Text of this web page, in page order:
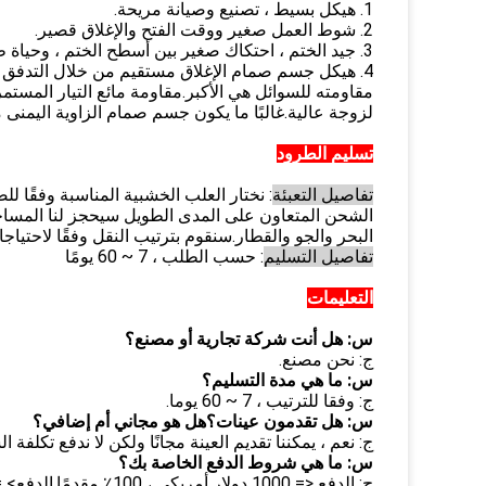
1. هيكل بسيط ، تصنيع وصيانة مريحة.
2. شوط العمل صغير ووقت الفتح والإغلاق قصير.
3. جيد الختم ، احتكاك صغير بين أسطح الختم ، وحياة طويلة.
4. هيكل جسم صمام الإغلاق مستقيم من خلال التدفق
مقاومته للسوائل هي الأكبر.مقاومة مائع التيار
لزوجة عالية.غالبًا ما يكون جسم صمام الزاوية
تسليم الطرود
تفاصيل التعبئة: نختار العلب الخشبية المناسبة وفقًا
الشحن المتعاون على المدى الطويل سيحجز لنا
البحر والجو والقطار.سنقوم بترتيب النقل وفقًا
تفاصيل التسليم: حسب الطلب ، 7 ~ 60 يومًا
التعليمات
س: هل أنت شركة تجارية أو مصنع؟
ج: نحن مصنع.
س: ما هي مدة التسليم؟
ج: وفقا للترتيب ، 7 ~ 60 يوما.
س: هل تقدمون عينات؟هل هو مجاني أم إضافي؟
ج: نعم ، يمكننا تقديم العينة مجانًا ولكن لا ندفع تكلفة
س: ما هي شروط الدفع الخاصة بك؟